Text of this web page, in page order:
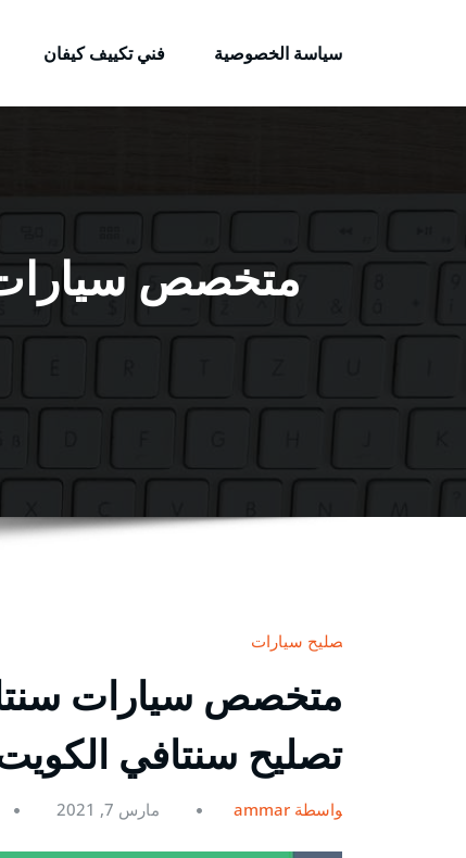
سياسة الخصوصية
فني تكييف كيفان
تصليح سيارات
تصليح سنتافي
بواسطة ammar مارس 7, 2021